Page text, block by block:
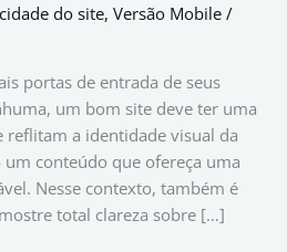
do site, Versão Mobile /
portas de entrada de seus
um bom site deve ter uma
reflitam a identidade visual da
conteúdo que ofereça uma
Nesse contexto, também é
total clareza sobre […]